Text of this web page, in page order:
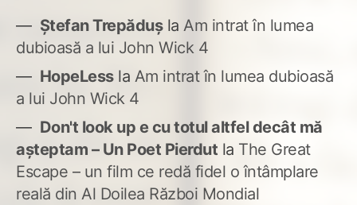
Ștefan Trepădușla Am intrat în lumea
dubioasă a lui John Wick 4
HopeLessla Am intrat în lumea dubioasă
a lui John Wick 4
Don't look up e cu totul altfel decât mă
așteptam – Un Poet Pierdut la The Great
Escape – un film ce redă fidel o întâmplare
reală din Al Doilea Război Mondial